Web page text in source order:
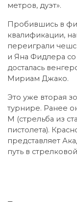
метров, дуэт».
Пробившись в
квалификации,
переиграли
и Яна Фидлера со
досталась
Мириам Джако.
Это уже вторая
турнире. Ранее
М (стрельба из
пистолета).
представляет
путь в